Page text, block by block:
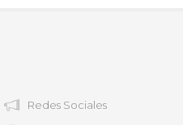
Redes Sociales